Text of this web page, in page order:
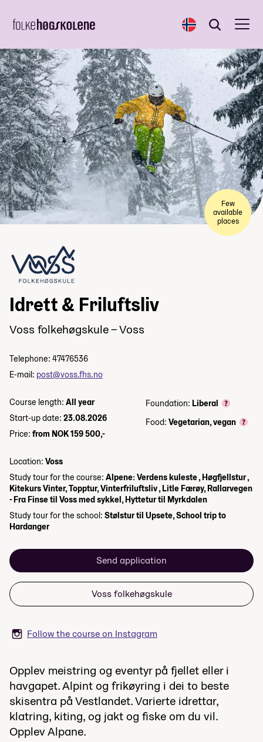
Norsk Search
Search
Few
available
places
Idrett & Friluftsliv
Voss folkehøgskule – Voss
Telephone: 47476536
E-mail: post@voss.fhs.no
Course length: All year
Start-up date: 23.08.2026
Price: from NOK 159 500,-
Foundation: Liberal
Food: Vegetarian, vegan
Location: Voss
Study tour for the course: Alpene: Verdens kuleste , Høgfjellstur ,
Kitekurs Vinter, Topptur, Vinterfriluftsliv , Litle Færøy, Rallarvegen
- Fra Finse til Voss med sykkel, Hyttetur til Myrkdalen
Study tour for the school: Stølstur til Upsete, School trip to
Hardanger
Send application
Voss folkehøgskule
Follow the course on Instagram
Opplev meistring og eventyr på fjellet eller i
havgapet. Alpint og frikøyring i dei to beste
skisentra på Vestlandet. Varierte idrettar,
klatring, kiting, og jakt og fiske om du vil.
Opplev Alpane.